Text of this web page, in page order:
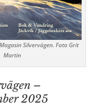
Silvervägen. Foto Grit
Martin
–
2025